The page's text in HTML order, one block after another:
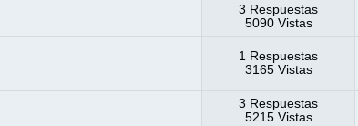
3 Respuestas
5090 Vistas
1 Respuestas
3165 Vistas
3 Respuestas
5215 Vistas